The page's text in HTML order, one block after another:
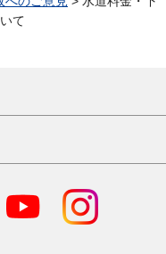
て